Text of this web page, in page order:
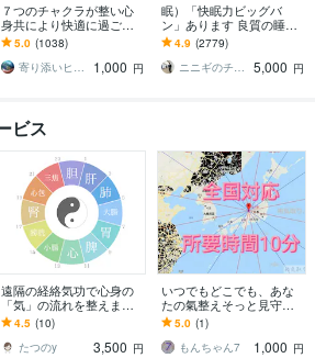
７つのチャクラが整い心
身共により快適に過ごせ
ます あなたのエネルギー
を浄化・修復・強化し、
軽やかな毎日へ
5.0 (1038)
寄り添いヒーラー＊haru
1,000 円
眠）「快眠力ビッグバ
ン」あります 良質の睡眠
が得られるようになりま
す。【300字鑑定付き】
4.9 (2779)
ニニギのチカラ
5,000 円
ビス
遠隔の経絡気功で心身の
「気」の流れを整えます
こころと身体の症状に悩
んでいる方の気の流れを
調整します。
4.5 (10)
たつのy
3,500 円
いつでもどこでも、あな
たの氣整えそっと見守り
ます 移動が難しい時も自
宅で整えます安心してお
話し下さいね。
5.0 (1)
もんちゃん7
1,000 円